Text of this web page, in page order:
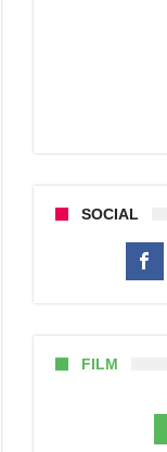
SOCIAL
FILM